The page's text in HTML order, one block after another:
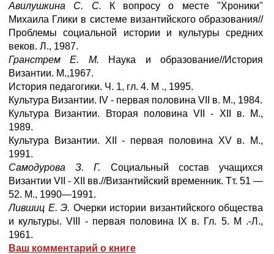
Авилушкина С. С.
К вопросу о месте "Хроники"
Михаила Глики в системе византийского образования//
Проблемы социальной истории и культуры средних
веков. Л., 1987.
Гранстрем Е. М.
Наука и образование//История
Византии. М.,1967.
История педагогики. Ч. 1, гл. 4. М ., 1995.
Культура Византии. IV - первая половина VII в. М., 1984.
Культура Византии. Вторая половина VII - XII в. М.,
1989.
Культура Византии. XII - первая половина XV в. М.,
1991.
Самодурова З. Г. Социальный состав учащихся
Византии VII - XII вв.//Византийский временник. Тт. 51 —
52. М., 1990—1991.
Лившиц Е. Э. Очерки истории византийского общества
и культуры. VIII - первая половина IX в. Гл. 5. М .-Л.,
1961.
Ваш комментарий о книге